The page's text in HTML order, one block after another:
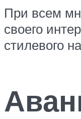
При всем
своего
стилевого